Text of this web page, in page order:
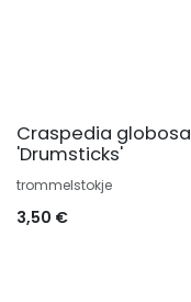
Craspedia globosa
'Drumsticks'
trommelstokje
3,50 €